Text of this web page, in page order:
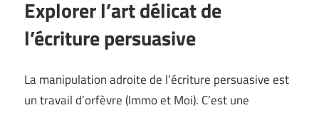
Explorer l’art délicat de
l’écriture persuasive
La manipulation adroite de l’écriture persuasive est
un travail d’orfèvre (Immo et Moi). C’est une